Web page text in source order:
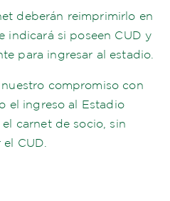
deberán reimprimirlo en
indicará si poseen CUD y
para ingresar al estadio.
compromiso con
el ingreso al Estadio
carnet de socio, sin
CUD.